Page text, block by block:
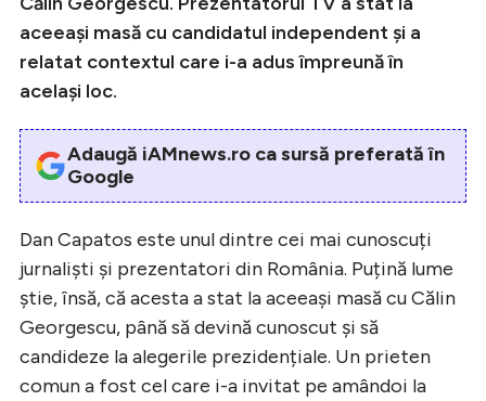
aceeași masă cu candidatul independent și a
relatat contextul care i-a adus împreună în
același loc.
Adaugă iAMnews.ro ca sursă preferată în
Google
Dan Capatos este unul dintre cei mai cunoscuți
jurnaliști și prezentatori din România. Puțină lume
știe, însă, că acesta a stat la aceeași masă cu Călin
Georgescu, până să devină cunoscut și să
candideze la alegerile prezidențiale. Un prieten
comun a fost cel care i-a invitat pe amândoi la